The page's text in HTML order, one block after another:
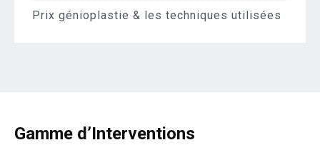
Prix génioplastie & les techniques utilisées
Gamme d’Interventions